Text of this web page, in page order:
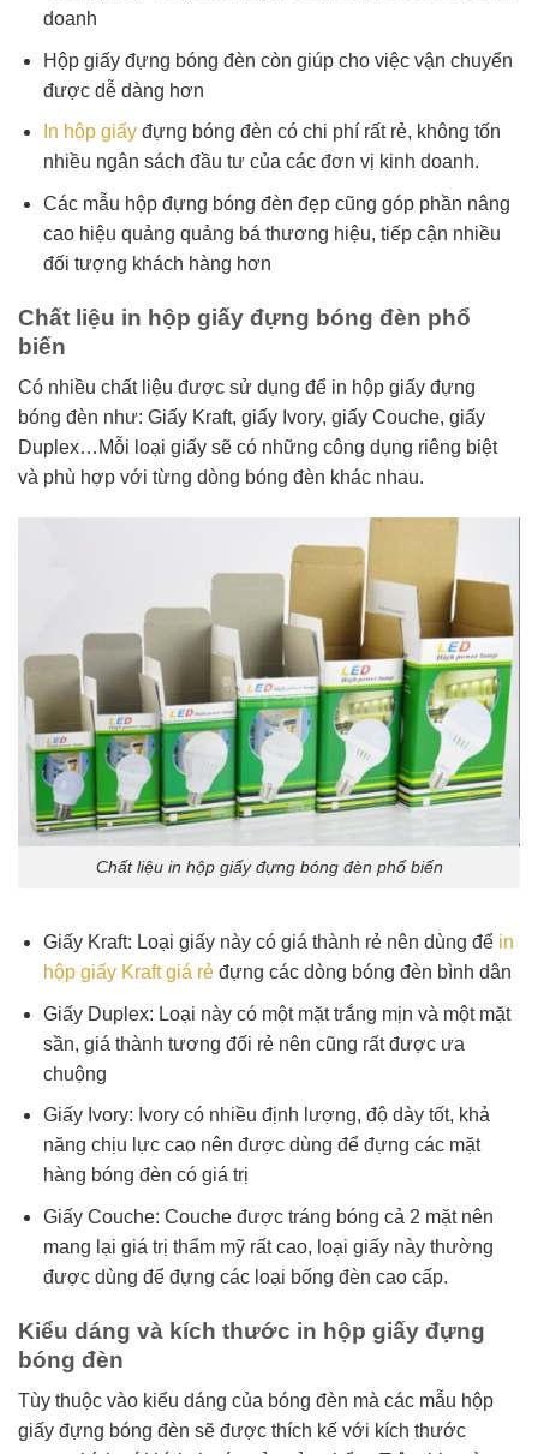
doanh
Hộp giấy đựng bóng đèn còn giúp cho việc vận chuyển
được dễ dàng hơn
In hộp giấyđựng bóng đèn có chi phí rất rẻ, không tốn
nhiều ngân sách đầu tư của các đơn vị kinh doanh.
Các mẫu hộp đựng bóng đèn đẹp cũng góp phần nâng
cao hiệu quảng quảng bá thương hiệu, tiếp cận nhiều
đối tượng khách hàng hơn
Chất liệu in hộp giấy đựng bóng đèn phổ
biến
Có nhiều chất liệu được sử dụng để in hộp giấy đựng
bóng đèn như: Giấy Kraft, giấy Ivory, giấy Couche, giấy
Duplex…Mỗi loại giấy sẽ có những công dụng riêng biệt
và phù hợp với từng dòng bóng đèn khác nhau.
Chất liệu in hộp giấy đựng bóng đèn phổ biến
Giấy Kraft: Loại giấy này có giá thành rẻ nên dùng để in
hộp giấy Kraft giá rẻđựng các dòng bóng đèn bình dân
Giấy Duplex: Loại này có một mặt trắng mịn và một mặt
sần, giá thành tương đối rẻ nên cũng rất được ưa
chuộng
Giấy Ivory: Ivory có nhiều định lượng, độ dày tốt, khả
năng chịu lực cao nên được dùng để đựng các mặt
hàng bóng đèn có giá trị
Giấy Couche: Couche được tráng bóng cả 2 mặt nên
mang lại giá trị thẩm mỹ rất cao, loại giấy này thường
được dùng để đựng các loại bống đèn cao cấp.
Kiểu dáng và kích thước in hộp giấy đựng
bóng đèn
Tùy thuộc vào kiểu dáng của bóng đèn mà các mẫu hộp
giấy đựng bóng đèn sẽ được thích kế với kích thước